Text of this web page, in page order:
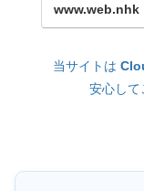
www.web.nhk
当サイトは
安心して